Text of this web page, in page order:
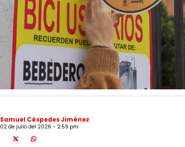
Samuel Céspedes Jiménez
02 de julio del 2026 - 2:59 pm